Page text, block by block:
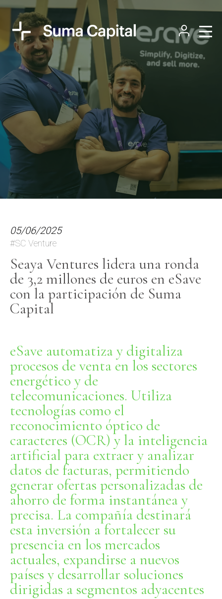
05/06/2025
#SC Venture
Seaya Ventures lidera una ronda
de 3,2 millones de euros en eSave
con la participación de Suma
Capital
eSave automatiza y digitaliza
procesos de venta en los sectores
energético y de
telecomunicaciones. Utiliza
tecnologías como el
reconocimiento óptico de
caracteres (OCR) y la inteligencia
artificial para extraer y analizar
datos de facturas, permitiendo
generar ofertas personalizadas de
ahorro de forma instantánea y
precisa. La compañía destinará
esta inversión a fortalecer su
presencia en los mercados
actuales, expandirse a nuevos
países y desarrollar soluciones
dirigidas a segmentos adyacentes